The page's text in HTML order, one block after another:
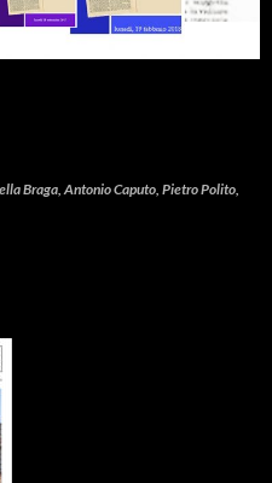
Braga, Antonio Caputo, Pietro Polito,